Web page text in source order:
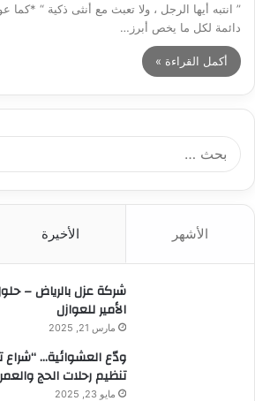
” انتبه أيها الرجل ، ولا تعبث مع أنثى ذكية “ *كما
دائمة لكل ما يخص أبرز…
أكمل القراءة »
الأشهر الأخيرة
شركة عزل بالرياض –
الأمير للعوازل
مارس 21, 2025
ودّع العشوائية…
تنظيم رحلات الحج
مايو 23, 2025